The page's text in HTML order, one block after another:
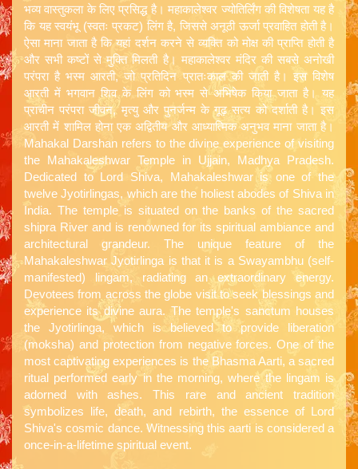
भव्य वास्तुकला के लिए प्रसिद्ध है। महाकालेश्वर ज्योतिर्लिंग की विशेषता यह है
कि यह स्वयंभू (स्वतः प्रकट) लिंग है, जिससे अनूठी ऊर्जा प्रवाहित होती है।
ऐसा माना जाता है कि यहां दर्शन करने से व्यक्ति को मोक्ष की प्राप्ति होती है
और सभी कष्टों से मुक्ति मिलती है। महाकालेश्वर मंदिर की सबसे अनोखी
परंपरा है भस्म आरती, जो प्रतिदिन प्रातःकाल की जाती है। इस विशेष
आरती में भगवान शिव के लिंग को भस्म से अभिषेक किया जाता है। यह
प्राचीन परंपरा जीवन, मृत्यु और पुनर्जन्म के गूढ़ सत्य को दर्शाती है। इस
आरती में शामिल होना एक अद्वितीय और आध्यात्मिक अनुभव माना जाता है।
Mahakal Darshan refers to the divine experience of visiting
the Mahakaleshwar Temple in Ujjain, Madhya Pradesh.
Dedicated to Lord Shiva, Mahakaleshwar is one of the
twelve Jyotirlingas, which are the holiest abodes of Shiva in
India. The temple is situated on the banks of the sacred
shipra River and is renowned for its spiritual ambiance and
architectural grandeur. The unique feature of the
Mahakaleshwar Jyotirlinga is that it is a Swayambhu (self-
manifested) lingam, radiating an extraordinary energy.
Devotees from across the globe visit to seek blessings and
experience its divine aura. The temple's sanctum houses
the Jyotirlinga, which is believed to provide liberation
(moksha) and protection from negative forces. One of the
most captivating experiences is the Bhasma Aarti, a sacred
ritual performed early in the morning, where the lingam is
adorned with ashes. This rare and ancient tradition
symbolizes life, death, and rebirth, the essence of Lord
Shiva's cosmic dance. Witnessing this aarti is considered a
once-in-a-lifetime spiritual event.